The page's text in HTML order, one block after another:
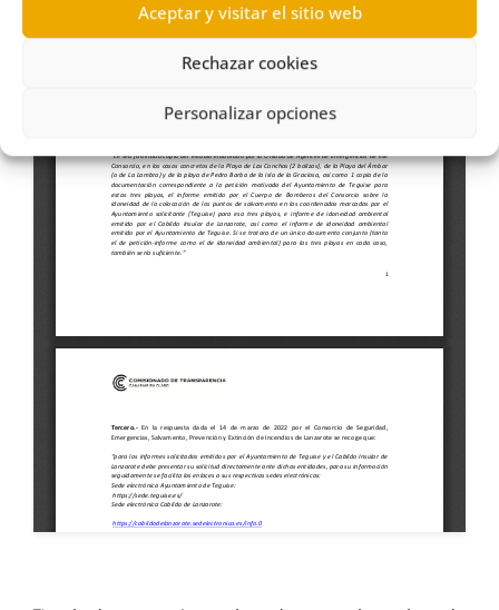
Aceptar y visitar el sitio web
Rechazar cookies
Personalizar opciones